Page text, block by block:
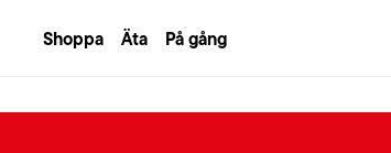
Shoppa Äta På gång